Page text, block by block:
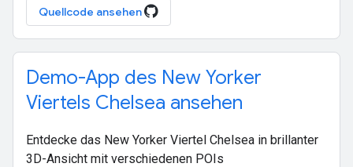
Quellcode ansehen
Demo-App des New Yorker
Viertels Chelsea ansehen
Entdecke das New Yorker Viertel Chelsea in brillanter
3D-Ansicht mit verschiedenen POIs